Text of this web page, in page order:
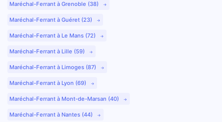
Maréchal-Ferrant à Grenoble (38)
Maréchal-Ferrant à Guéret (23)
Maréchal-Ferrant à Le Mans (72)
Maréchal-Ferrant à Lille (59)
Maréchal-Ferrant à Limoges (87)
Maréchal-Ferrant à Lyon (69)
Maréchal-Ferrant à Mont-de-Marsan (40)
Maréchal-Ferrant à Nantes (44)